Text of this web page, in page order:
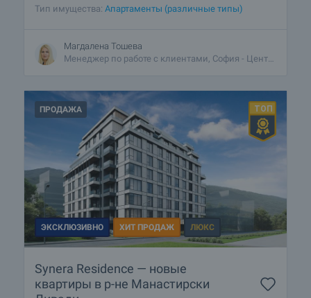
Тип имущества: Апартаменты (различные типы)
Магдалена Тошева
ПРОДАЖА
ЭКСКЛЮЗИВНО ХИТ ПРОДАЖ ЛЮКС
Synera Residence — новые
квартиры в р-не Манастирски